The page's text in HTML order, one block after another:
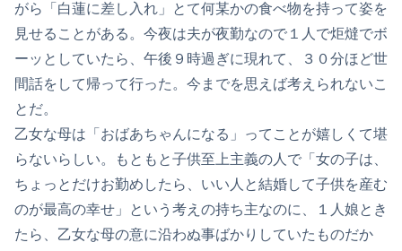
がら「白蓮に差し入れ」とて何某かの食べ物を持って姿を
見せることがある。今夜は夫が夜勤なので１人で炬燵でボ
ーッとしていたら、午後９時過ぎに現れて、３０分ほど世
間話をして帰って行った。今までを思えば考えられないこ
とだ。
乙女な母は「おばあちゃんになる」ってことが嬉しくて堪
らないらしい。もともと子供至上主義の人で「女の子は、
ちょっとだけお勤めしたら、いい人と結婚して子供を産む
のが最高の幸せ」という考えの持ち主なのに、１人娘とき
たら、乙女な母の意に沿わぬ事ばかりしていたものだか